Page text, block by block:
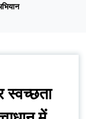
स्वच्छता